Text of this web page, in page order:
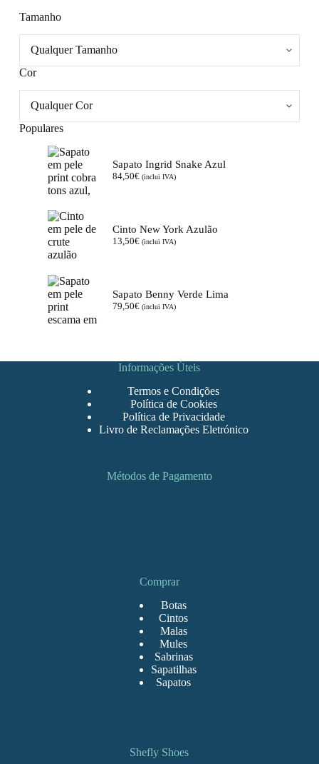
Tamanho
Cor
Populares
Sapato Ingrid Snake Azul
84,50€ (inclui IVA)
Cinto New York Azulão
13,50€ (inclui IVA)
Sapato Benny Verde Lima
79,50€ (inclui IVA)
Informações Úteis
Termos e Condições
Política de Cookies
Política de Privacidade
Livro de Reclamações Eletrónico
Métodos de Pagamento
Comprar
Botas
Cintos
Malas
Mules
Sabrinas
Sapatilhas
Sapatos
Shefly Shoes